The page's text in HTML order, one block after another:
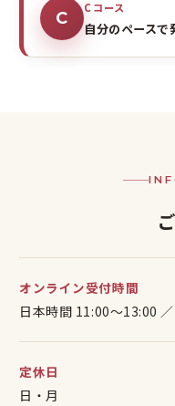
C
Cコース
自分のペースで
オンライン受付時間
日本時間 11:00〜13:00
定休日
日・月